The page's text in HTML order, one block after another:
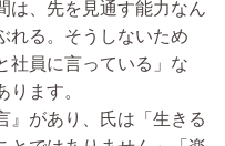
は、先を見通す能力なん
れる。そうしないため
社員に言っている」な
ます。
があり、氏は「生きる